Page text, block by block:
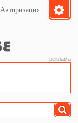
Авторизация
реклама